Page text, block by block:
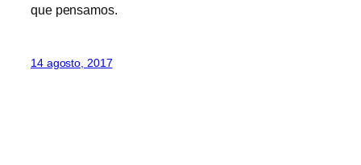
que pensamos.
14 agosto, 2017